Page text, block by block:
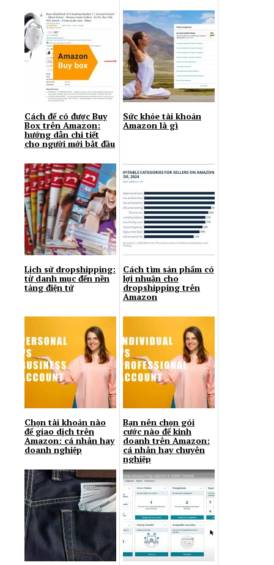
Cách để có được Buy
Box trên Amazon:
hướng dẫn chi tiết
cho người mới bắt đầu
Sức khỏe tài khoản
Amazon là gì
Lịch sử dropshipping:
từ danh mục đến nền
tảng điện tử
Cách tìm sản phẩm có
lợi nhuận cho
dropshipping trên
Amazon
Chọn tài khoản nào
để giao dịch trên
Amazon: cá nhân hay
doanh nghiệp
Bạn nên chọn gói
cước nào để kinh
doanh trên Amazon:
cá nhân hay chuyên
nghiệp